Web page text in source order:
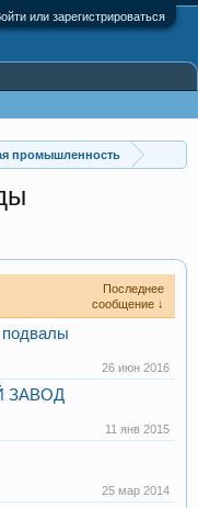
или зарегистрироваться
промышленность
Последнее
сообщение ↓
подвалы
26 июн 2016
ЗАВОД
11 янв 2015
25 мар 2014